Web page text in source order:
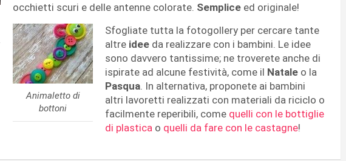
occhietti scuri e delle antenne colorate. Semplice ed originale!
Animaletto di
bottoni
Sfogliate tutta la fotogollery per cercare tante
altre idee da realizzare con i bambini. Le idee
sono davvero tantissime; ne troverete anche di
ispirate ad alcune festività, come il Natale o la
Pasqua. In alternativa, proponete ai bambini
altri lavoretti realizzati con materiali da riciclo o
facilmente reperibili, come quelli con le bottiglie
di plastica o quelli da fare con le castagne!